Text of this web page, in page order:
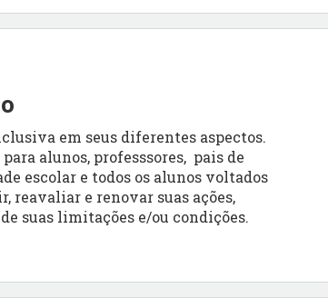
em seus diferentes aspectos.
alunos, professsores, pais de
escolar e todos os alunos voltados
reavaliar e renovar suas ações,
suas limitações e/ou condições.